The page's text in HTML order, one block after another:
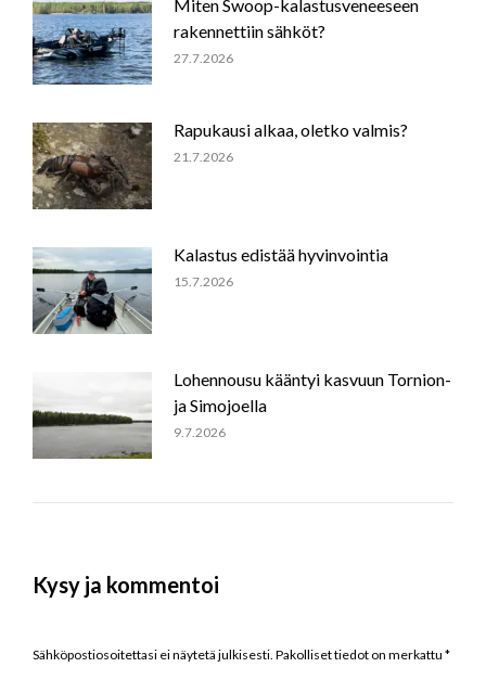
Miten Swoop-kalastusveneeseen
rakennettiin sähköt?
27.7.2026
Rapukausi alkaa, oletko valmis?
21.7.2026
Kalastus edistää hyvinvointia
15.7.2026
Lohennousu kääntyi kasvuun Tornion-
ja Simojoella
9.7.2026
Kysy ja kommentoi
Sähköpostiosoitettasi ei näytetä julkisesti. Pakolliset tiedot on merkattu *